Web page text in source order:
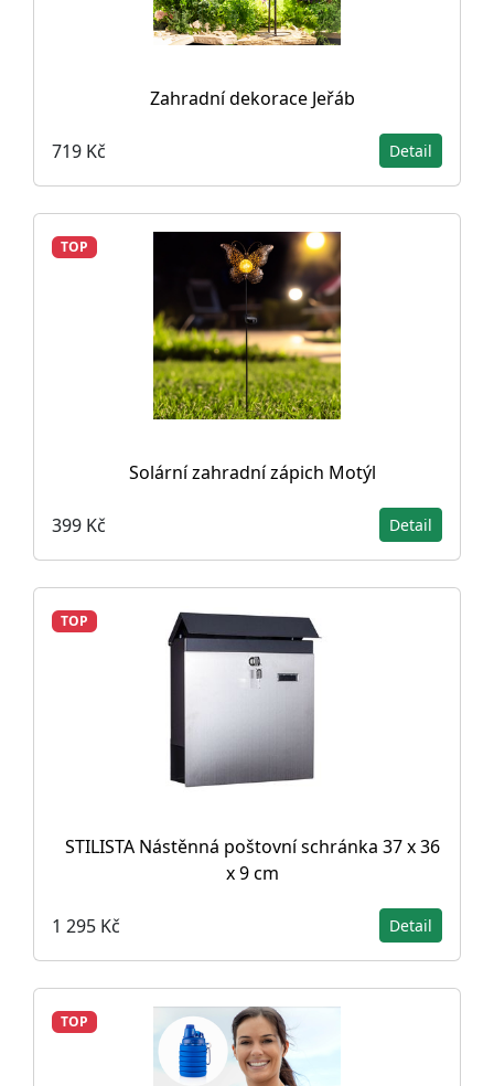
Zahradní dekorace Jeřáb
719 Kč Detail
TOP
Solární zahradní zápich Motýl
399 Kč Detail
TOP
STILISTA Nástěnná poštovní schránka 37 x 36
x 9 cm
1 295 Kč Detail
TOP